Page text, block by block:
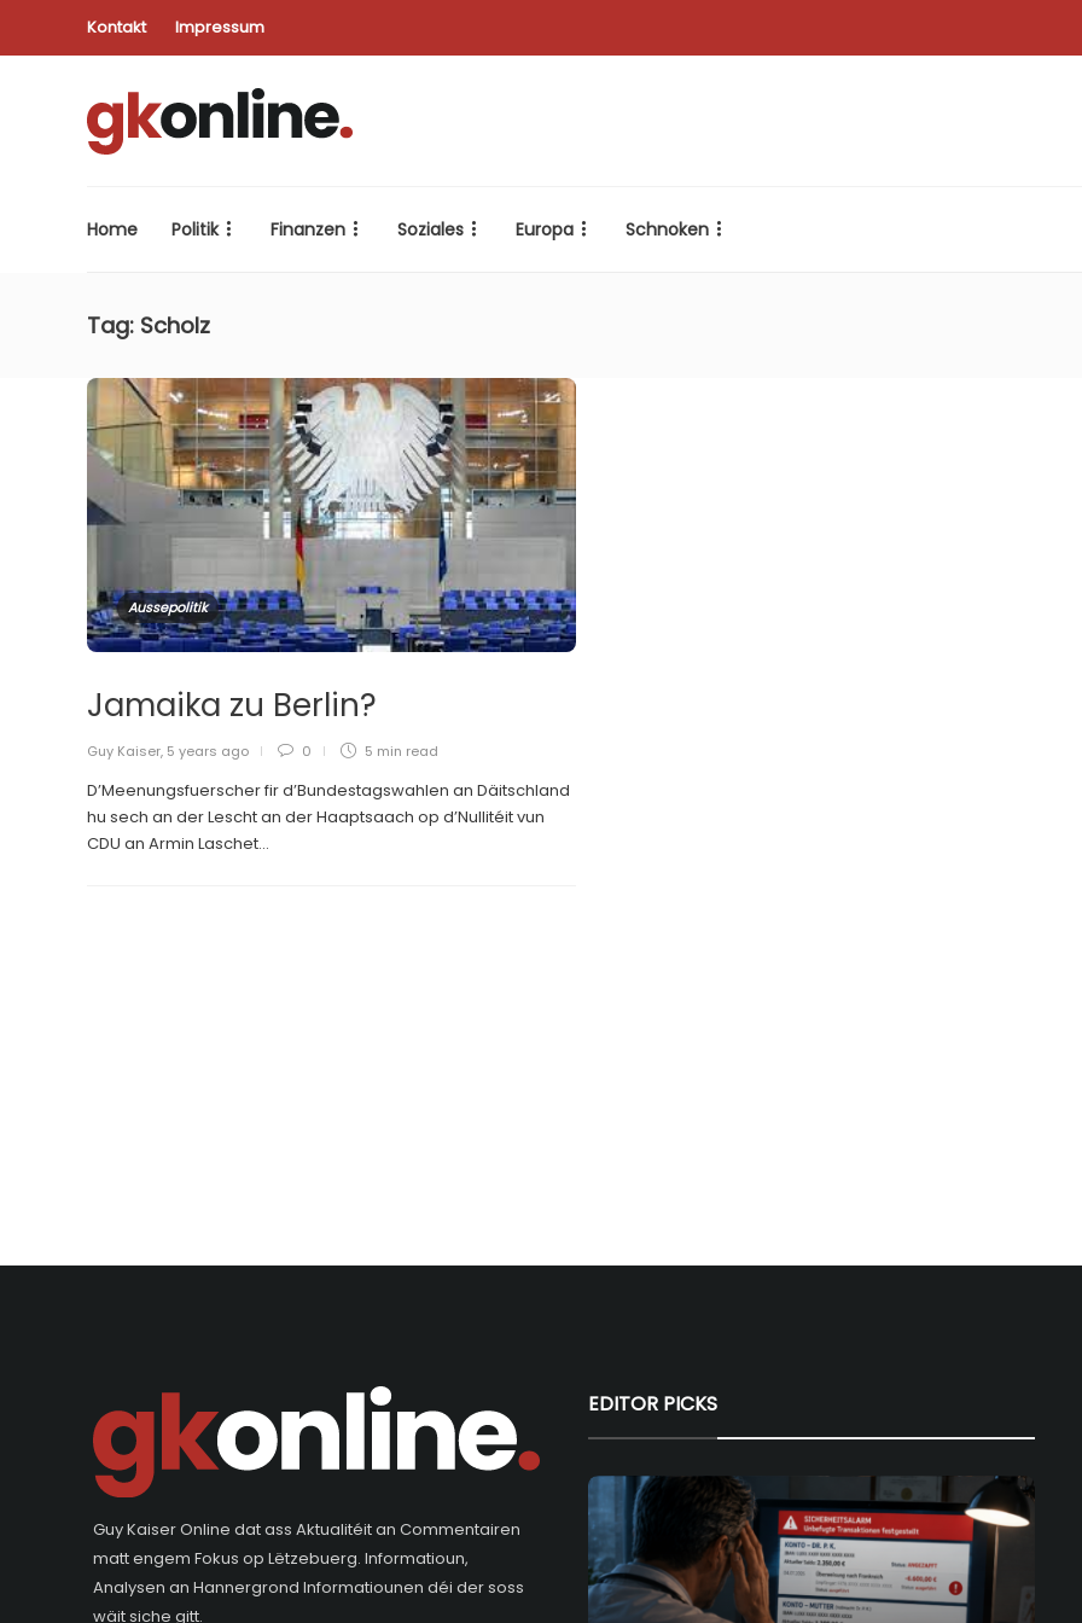
Kontakt Impressum
Home Politik Finanzen Soziales Europa Schnoken
Tag: Scholz
Aussepolitik
Jamaika zu Berlin?
Guy Kaiser, 5 years ago 0 5 min read
D’Meenungsfuerscher fir d’Bundestagswahlen an Däitschland
hu sech an der Lescht an der Haaptsaach op d’Nullitéit vun
CDU an Armin Laschet...
Guy Kaiser Online dat ass Aktualitéit an Commentairen
matt engem Fokus op Lëtzebuerg. Informatioun,
Analysen an Hannergrond Informatiounen déi der soss
wäit siche gitt.
EDITOR PICKS